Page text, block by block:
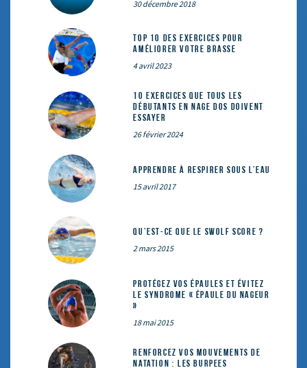
30 décembre 2018
Top 10 des exercices pour
améliorer votre brasse
4 avril 2023
10 exercices que tous les
débutants en nage dos doivent
essayer
26 février 2024
Apprendre à respirer sous l’eau
15 avril 2017
Qu’est-ce que le SWOLF SCORE ?
2 mars 2015
Protégez vos épaules et évitez
le syndrome « épaule du nageur
»
18 mai 2015
Renforcez vos mouvements de
natation : les Burpees